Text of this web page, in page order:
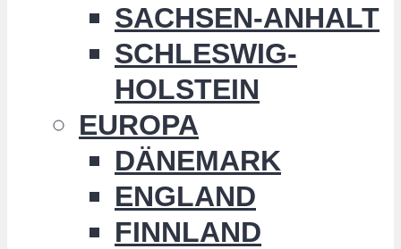
SACHSEN-ANHALT
SCHLESWIG-
HOLSTEIN
EUROPA
DÄNEMARK
ENGLAND
FINNLAND